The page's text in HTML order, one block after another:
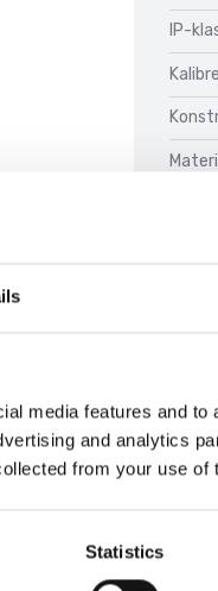
media features and
and analytics
from your use of
Statistics
IP-